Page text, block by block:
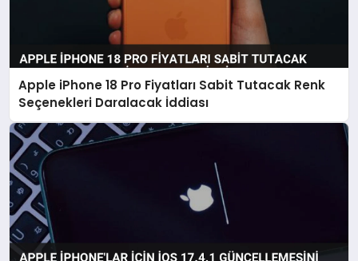
Apple iPhone 18 Pro Fiyatları Sabit Tutacak Renk
Seçenekleri Daralacak İddiası